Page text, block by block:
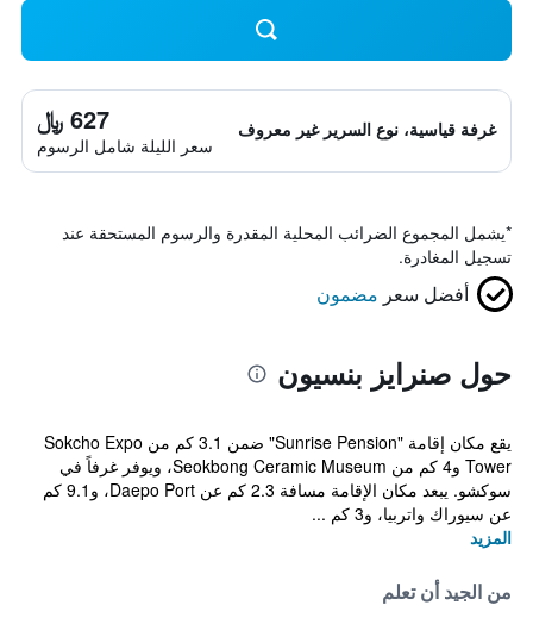
غرفة قياسية، نوع السرير غير معروف 627 ﷼
سعر الليلة شامل الرسوم
*يشمل المجموع الضرائب المحلية المقدرة والرسوم المستحقة عند
تسجيل المغادرة.
أفضل سعر مضمون
حول صنرايز بنسيون
يقع مكان إقامة "Sunrise Pension" ضمن 3.1 كم من Sokcho Expo
Tower و4 كم من Seokbong Ceramic Museum، ويوفر غرفاً في
سوكشو. يبعد مكان الإقامة مسافة 2.3 كم عن Daepo Port، و9.1 كم
عن سيوراك واتربيا، و3 كم ...
المزيد
من الجيد أن تعلم